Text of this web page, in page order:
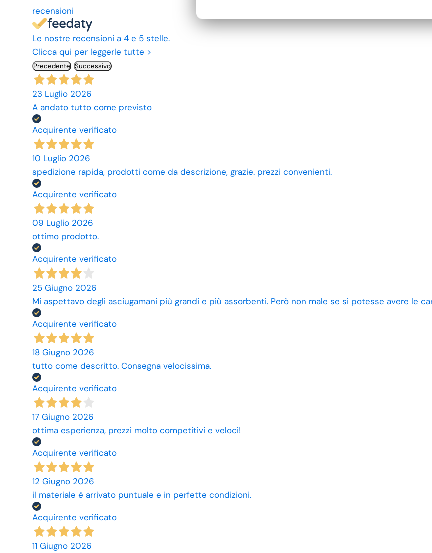
recensioni
Le nostre recensioni a 4 e 5 stelle.
Clicca qui per leggerle tutte >
Precedente Successivo
23 Luglio 2026
A andato tutto come previsto
Acquirente verificato
10 Luglio 2026
spedizione rapida, prodotti come da descrizione, grazie. prezzi convenienti.
Acquirente verificato
09 Luglio 2026
ottimo prodotto.
Acquirente verificato
25 Giugno 2026
Mi aspettavo degli asciugamani più grandi e più assorbenti. Però non male se si potesse avere le
Acquirente verificato
18 Giugno 2026
tutto come descritto. Consegna velocissima.
Acquirente verificato
17 Giugno 2026
ottima esperienza, prezzi molto competitivi e veloci!
Acquirente verificato
12 Giugno 2026
il materiale è arrivato puntuale e in perfette condizioni.
Acquirente verificato
11 Giugno 2026